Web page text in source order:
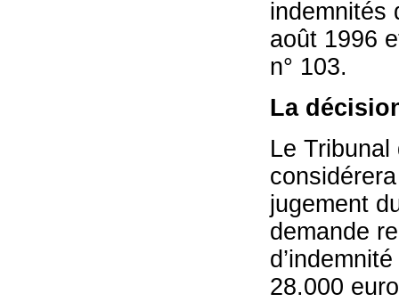
indemnités
août 1996
n° 103.
La
Le Tribunal
jugement
demande
28.000